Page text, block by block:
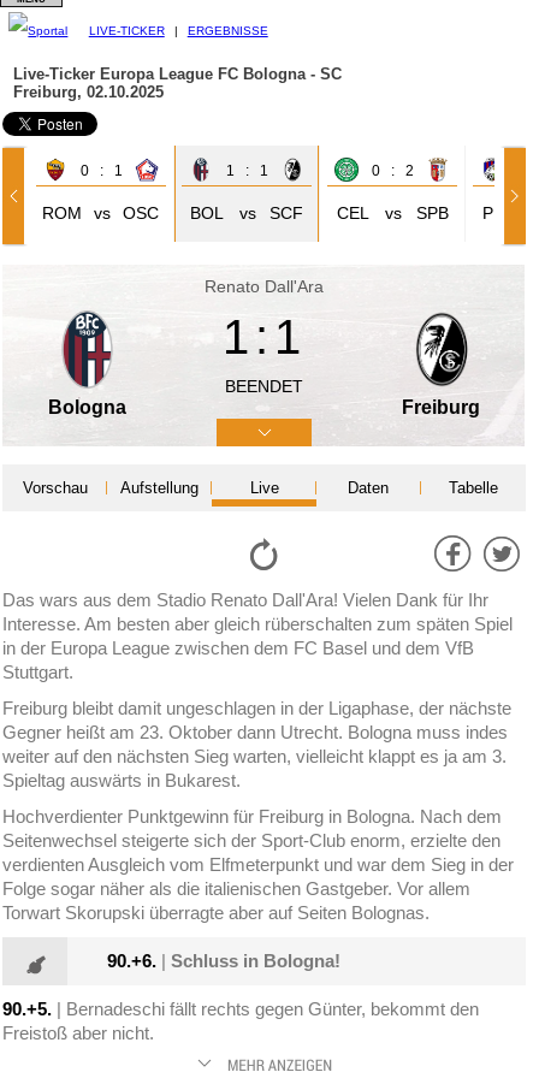
LIVE-TICKER | ERGEBNISSE
Live-Ticker Europa League FC Bologna - SC
Freiburg, 02.10.2025
0 : 1
ROM vs OSC
1 : 1
BOL vs SCF
0 : 2
CEL vs SPB PLZ
Renato Dall'Ara
Bologna
1:1
BEENDET
Freiburg
Vorschau Aufstellung Live Daten Tabelle
Das wars aus dem Stadio Renato Dall'Ara! Vielen Dank für Ihr
Interesse. Am besten aber gleich rüberschalten zum späten Spiel
in der Europa League zwischen dem FC Basel und dem VfB
Stuttgart.
Freiburg bleibt damit ungeschlagen in der Ligaphase, der nächste
Gegner heißt am 23. Oktober dann Utrecht. Bologna muss indes
weiter auf den nächsten Sieg warten, vielleicht klappt es ja am 3.
Spieltag auswärts in Bukarest.
Hochverdienter Punktgewinn für Freiburg in Bologna. Nach dem
Seitenwechsel steigerte sich der Sport-Club enorm, erzielte den
verdienten Ausgleich vom Elfmeterpunkt und war dem Sieg in der
Folge sogar näher als die italienischen Gastgeber. Vor allem
Torwart Skorupski überragte aber auf Seiten Bolognas.
90.+6. |Schluss in Bologna!
90.+5. | Bernadeschi fällt rechts gegen Günter, bekommt den
Freistoß aber nicht.